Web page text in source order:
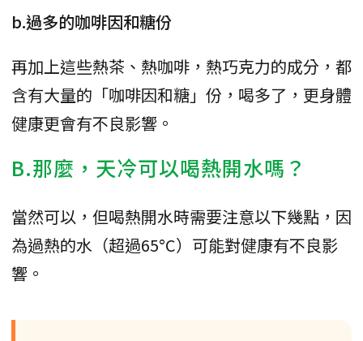
b.過多的咖啡因和糖份
再加上這些熱茶、熱咖啡，熱巧克力的成分，都
含有大量的「咖啡因和糖」份，喝多了，更身體
健康更會有不良影響。
B.那麼，天冷可以喝熱開水嗎？
當然可以，但喝熱開水時需要注意以下幾點，因
為過熱的水（超過65°C）可能對健康有不良影
響。